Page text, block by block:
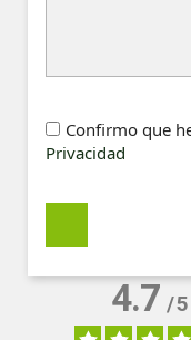
Confirmo que
Privacidad
4.7/5